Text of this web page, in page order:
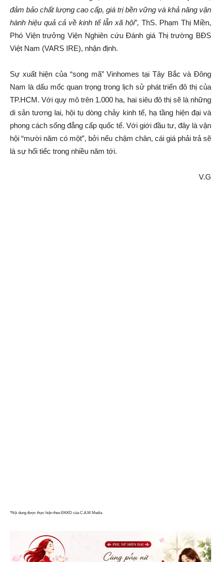
đảm bảo chất lượng cao cấp, giá trị bền vững và khả năng vận
hành hiệu quả cả về kinh tế lẫn xã hội”, ThS. Phạm Thị Miền,
Phó Viện trưởng Viện Nghiên cứu Đánh giá Thị trường BĐS
Việt Nam (VARS IRE), nhận định.
Sự xuất hiện của “song mã” Vinhomes tại Tây Bắc và Đông
Nam là dấu mốc quan trọng trong lịch sử phát triển đô thị của
TP.HCM. Với quy mô trên 1.000 ha, hai siêu đô thị sẽ là những
di sản tương lai, hội tụ dòng chảy kinh tế, hạ tầng hiện đại và
phong cách sống đẳng cấp quốc tế. Với giới đầu tư, đây là vận
hội “mười năm có một”, bởi nếu chậm chân, cái giá phải trả sẽ
là sự hối tiếc trong nhiều năm tới.
V.G
*Nội dung được thực hiện theo ĐKKD của C.A.M Media